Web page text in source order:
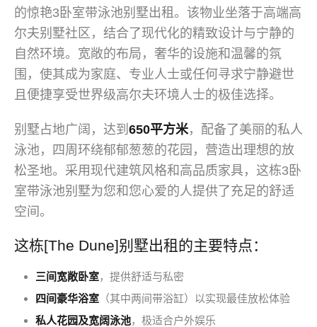
的惊艳3卧室带泳池别墅出租。该物业坐落于高端高
尔夫别墅社区，结合了现代化的精致设计与宁静的
自然环境。宽敞的布局，奢华的设施和温馨的氛
围，使其成为家庭、专业人士或任何寻求宁静避世
且便捷享受世界级高尔夫环境人士的极佳选择。
别墅占地广阔，达到 650平方米，配备了美丽的私人
泳池，四周环绕郁郁葱葱的花园，营造出理想的放
松圣地。采用现代建筑风格和高品质家具，这栋3卧
室带泳池别墅为您和您心爱的人提供了充足的舒适
空间。
这栋[The Dune]别墅出租的主要特点：
三间宽敞卧室，提供舒适与私密
四间豪华浴室 （其中两间带浴缸）以实现最佳放松体验
私人花园及宽阔泳池，极适合户外娱乐